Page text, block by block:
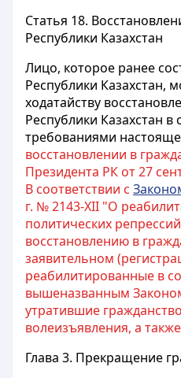
Статья 18.
Республики Казахстан
Лицо, которое ранее
Республики Казахстан,
ходатайству
Республики Казахстан в
требованиями
восстановлении в
Президента РК от 27
В соответствии с
г. № 2143-XII "О
политических
восстановлению в
заявительном
реабилитированные в
вышеназванным
утратившие
волеизъявления, а
Глава 3. Прекращение